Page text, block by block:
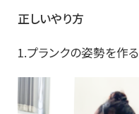
正しいやり方
1.プランクの姿勢を作る